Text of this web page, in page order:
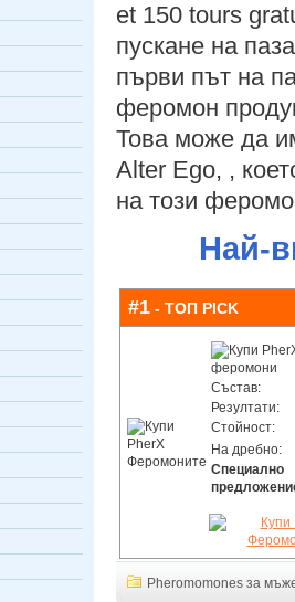
et 150 tours
пускане на
първи път на
феромон
Това може да
Alter Ego, ,
на този
Най-
#1 - ТОП PICK
Състав:
Резултати:
Стойност:
На дребно:
Специално
Pheromomones за